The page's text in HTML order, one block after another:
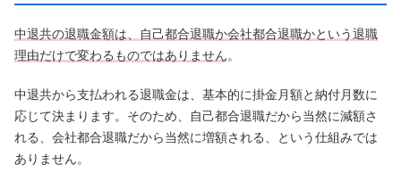
中退共の退職金額は、自己都合退職か会社都合退職かという退職
理由だけで変わるものではありません。
中退共から支払われる退職金は、基本的に掛金月額と納付月数に
応じて決まります。そのため、自己都合退職だから当然に減額さ
れる、会社都合退職だから当然に増額される、という仕組みでは
ありません。